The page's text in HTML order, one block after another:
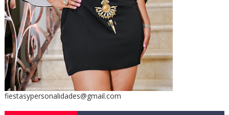
fiestasypersonalidades@gmail.com